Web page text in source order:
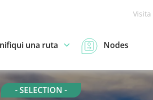
una ruta Nodes
- SELECTION -